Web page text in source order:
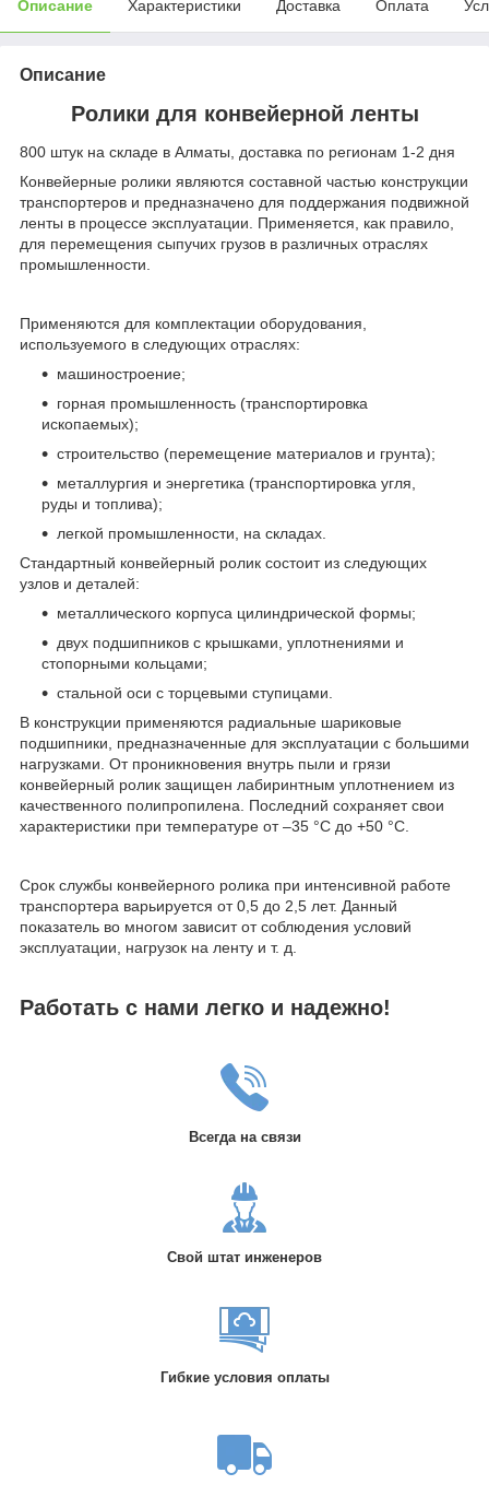
Описание Характеристики Доставка Оплата
Описание
Ролики для конвейерной ленты
800 штук на складе в Алматы, доставка по регионам 1-2 дня
Конвейерные ролики являются составной частью конструкции
транспортеров и предназначено для поддержания подвижной
ленты в процессе эксплуатации. Применяется, как правило,
для перемещения сыпучих грузов в различных отраслях
промышленности.
Применяются для комплектации оборудования,
используемого в следующих отраслях:
машиностроение;
горная промышленность (транспортировка
ископаемых);
строительство (перемещение материалов и грунта);
металлургия и энергетика (транспортировка угля,
руды и топлива);
легкой промышленности, на складах.
Стандартный конвейерный ролик состоит из следующих
узлов и деталей:
металлического корпуса цилиндрической формы;
двух подшипников с крышками, уплотнениями и
стопорными кольцами;
стальной оси с торцевыми ступицами.
В конструкции применяются радиальные шариковые
подшипники, предназначенные для эксплуатации с большими
нагрузками. От проникновения внутрь пыли и грязи
конвейерный ролик защищен лабиринтным уплотнением из
качественного полипропилена. Последний сохраняет свои
характеристики при температуре от –35 °С до +50 °С.
Срок службы конвейерного ролика при интенсивной работе
транспортера варьируется от 0,5 до 2,5 лет. Данный
показатель во многом зависит от соблюдения условий
эксплуатации, нагрузок на ленту и т. д.
Работать с нами легко и надежно!
Всегда на связи
Свой штат инженеров
Гибкие условия оплаты